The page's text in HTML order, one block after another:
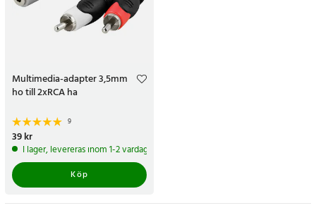
Multimedia-adapter 3,5mm
ho till 2xRCA ha
9
Pris:
39 kr
I lager, levereras inom 1-2 vardagar
Köp